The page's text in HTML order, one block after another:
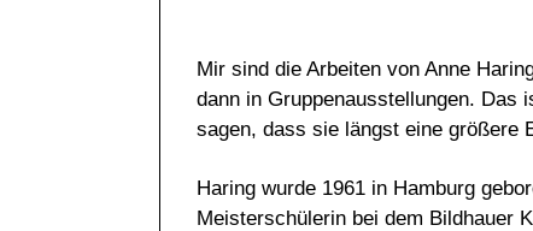
Mir sind die Arbeiten von Anne
dann in Gruppenausstellungen. Das
sagen, dass sie längst eine größere
Haring wurde 1961 in Hamburg
Meisterschülerin bei dem Bildhauer